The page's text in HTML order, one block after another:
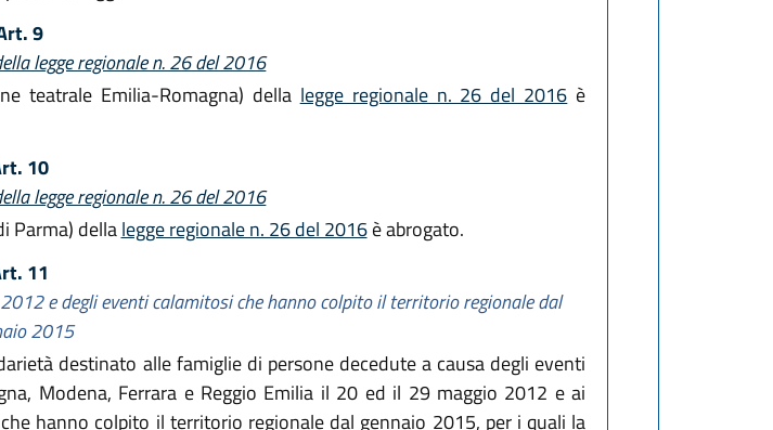
9
legge regionale n. 26 del 2016
teatrale Emilia-Romagna) della legge regionale n. 26 del 2016 è
10
legge regionale n. 26 del 2016
Parma) dellalegge regionale n. 26 del 2016è abrogato.
11
e degli eventi calamitosi che hanno colpito il territorio regionale dal
2015
destinato alle famiglie di persone decedute a causa degli eventi
Modena, Ferrara e Reggio Emilia il 20 ed il 29 maggio 2012 e ai
hanno colpito il territorio regionale dal gennaio 2015, per i quali la